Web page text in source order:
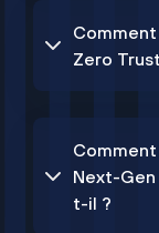
Zero
Next-
t-il ?